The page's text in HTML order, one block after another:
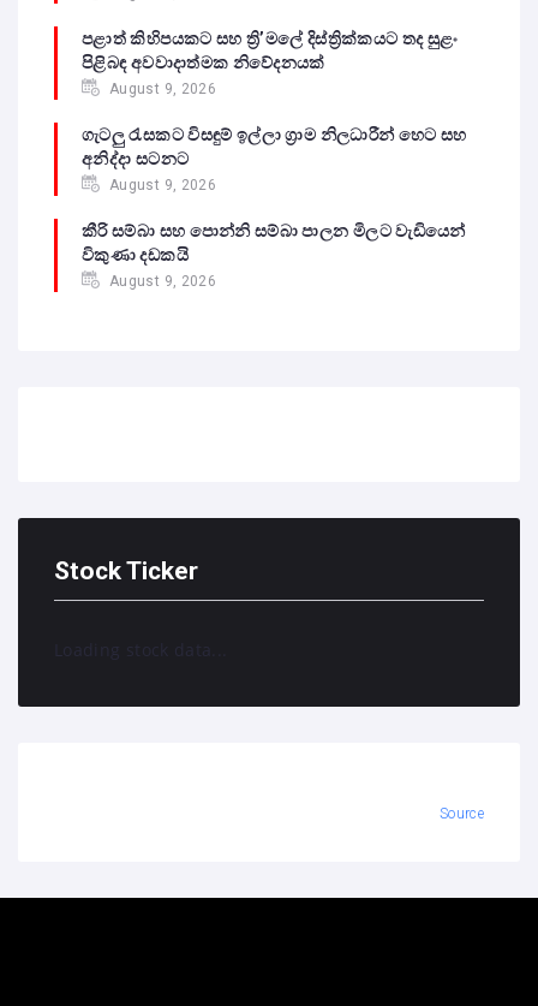
පළාත් කිහිපයකට සහ ත්‍රි’මලේ දිස්ත්‍රික්කයට තද සුළං
පිළිබඳ අවවාදාත්මක නිවේදනයක්
August 9, 2026
ගැටලු රැසකට විසඳුම් ඉල්ලා ග්‍රාම නිලධාරීන් හෙට සහ
අනිද්දා සටනට
August 9, 2026
කීරි සම්බා සහ පොන්නි සම්බා පාලන මිලට වැඩියෙන්
විකුණා දඩකයි
August 9, 2026
Stock Ticker
Loading stock data...
Source